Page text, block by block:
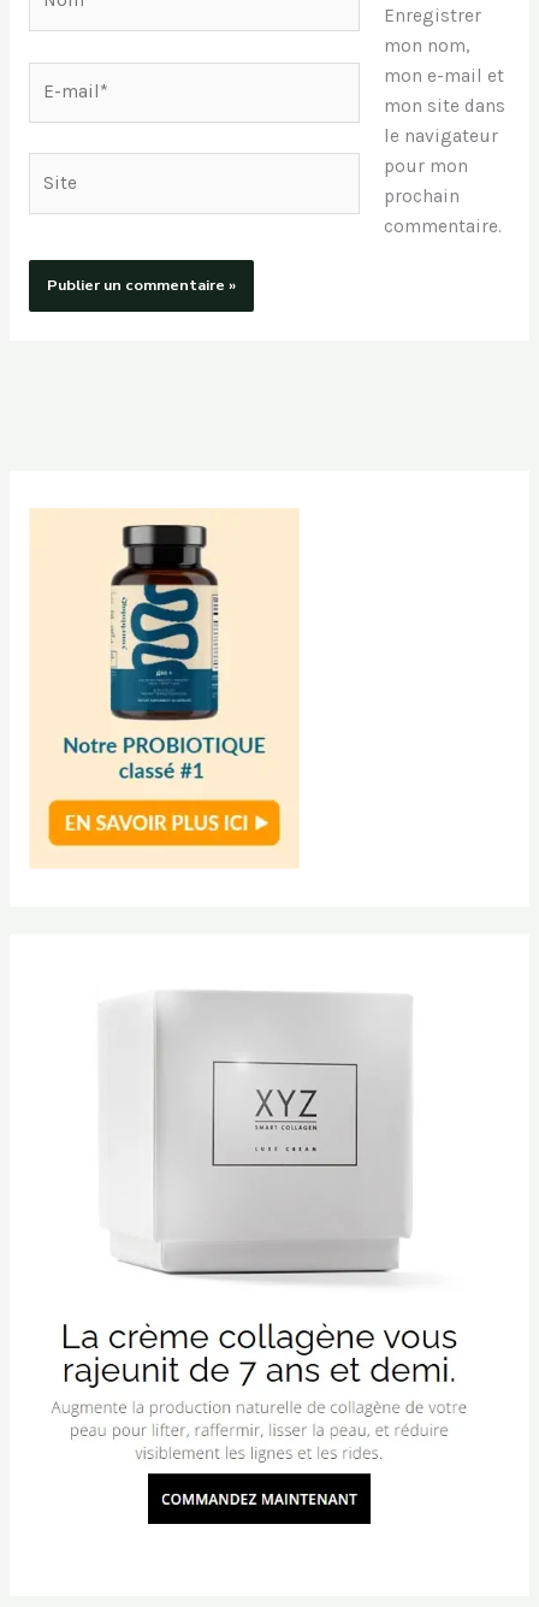
Enregistrer
mon nom,
mon e-mail et
mon site dans
le navigateur
pour mon
prochain
commentaire.